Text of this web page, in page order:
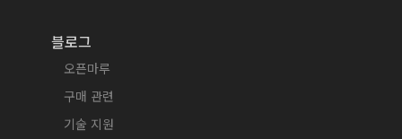
블로그
오픈마루
구매 관련
기술 지원